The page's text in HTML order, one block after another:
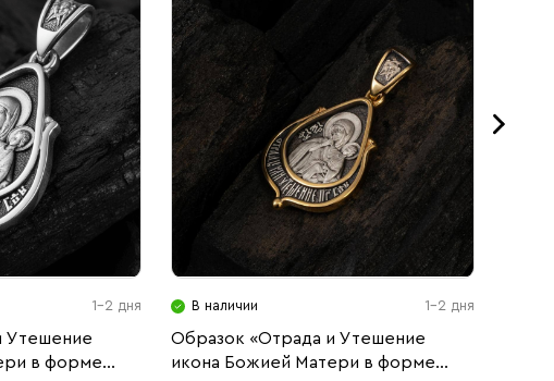
1-2 дня
Утешение
в форме
В наличии 1-2 дня
Образок «Отрада и Утешение
икона Божией Матери в форме